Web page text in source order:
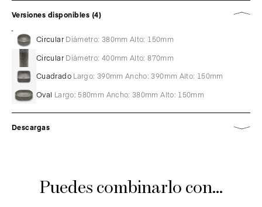
Versiones disponibles (4)
Circular Diámetro: 380mm Alto: 150mm
Circular Diámetro: 400mm Alto: 870mm
Cuadrado Largo: 390mm Ancho: 390mm Alto: 150mm
Oval Largo: 580mm Ancho: 380mm Alto: 150mm
Descargas
Puedes combinarlo con...